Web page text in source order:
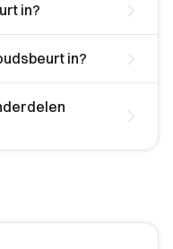
in?
in?